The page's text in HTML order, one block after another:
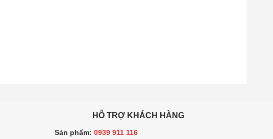
HỖ TRỢ KHÁCH HÀNG
Sản phẩm: 0939 911 116